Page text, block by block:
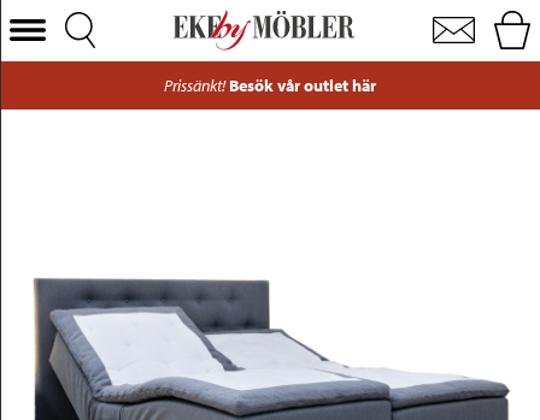
Skanör ställbar säng tyg grå med/fast 180x200 cm
Välj Kategori
Förvaring
Inredning
Mattor
Prissänkt! Besök vår outlet här